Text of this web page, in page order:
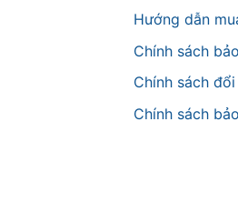
Hướng dẫn
Chính sách
Chính sách
Chính sách